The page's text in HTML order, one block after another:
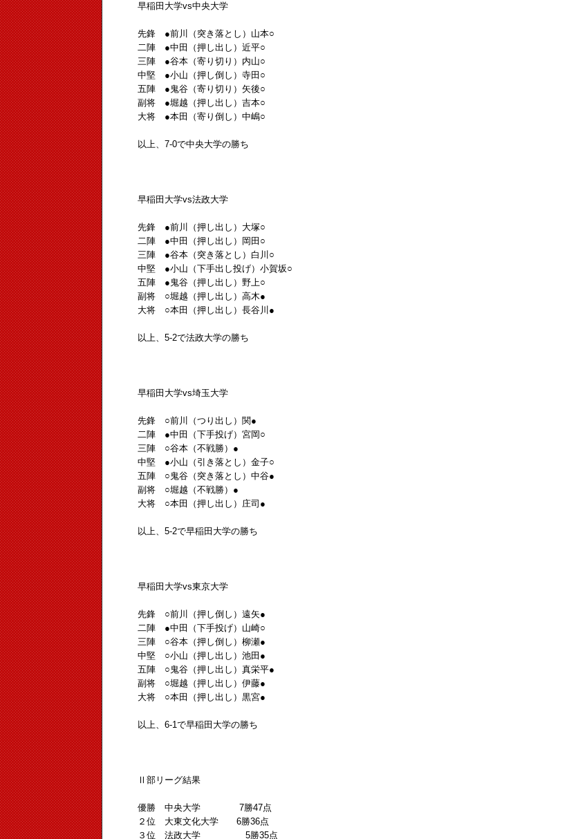
早稲田大学vs中央大学
先鋒 ●前川（突き落とし）山本○
二陣 ●中田（押し出し）近平○
三陣 ●谷本（寄り切り）内山○
中堅 ●小山（押し倒し）寺田○
五陣 ●鬼谷（寄り切り）矢後○
副将 ●堀越（押し出し）吉本○
大将 ●本田（寄り倒し）中嶋○
以上、7-0で中央大学の勝ち
早稲田大学vs法政大学
先鋒 ●前川（押し出し）大塚○
二陣 ●中田（押し出し）岡田○
三陣 ●谷本（突き落とし）白川○
中堅 ●小山（下手出し投げ）小賀坂○
五陣 ●鬼谷（押し出し）野上○
副将 ○堀越（押し出し）高木●
大将 ○本田（押し出し）長谷川●
以上、5-2で法政大学の勝ち
早稲田大学vs埼玉大学
先鋒 ○前川（つり出し）関●
二陣 ●中田（下手投げ）宮岡○
三陣 ○谷本（不戦勝）●
中堅 ●小山（引き落とし）金子○
五陣 ○鬼谷（突き落とし）中谷●
副将 ○堀越（不戦勝）●
大将 ○本田（押し出し）庄司●
以上、5-2で早稲田大学の勝ち
早稲田大学vs東京大学
先鋒 ○前川（押し倒し）遠矢●
二陣 ●中田（下手投げ）山崎○
三陣 ○谷本（押し倒し）柳瀬●
中堅 ○小山（押し出し）池田●
五陣 ○鬼谷（押し出し）真栄平●
副将 ○堀越（押し出し）伊藤●
大将 ○本田（押し出し）黒宮●
以上、6-1で早稲田大学の勝ち
Ⅱ部リーグ結果
優勝 中央大学 7勝47点
２位 大東文化大学 6勝36点
３位 法政大学 5勝35点